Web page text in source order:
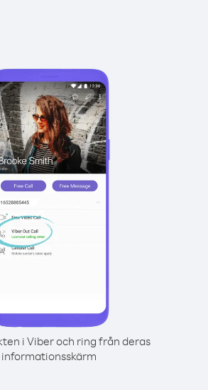
i Viber och ring från deras
informationsskärm